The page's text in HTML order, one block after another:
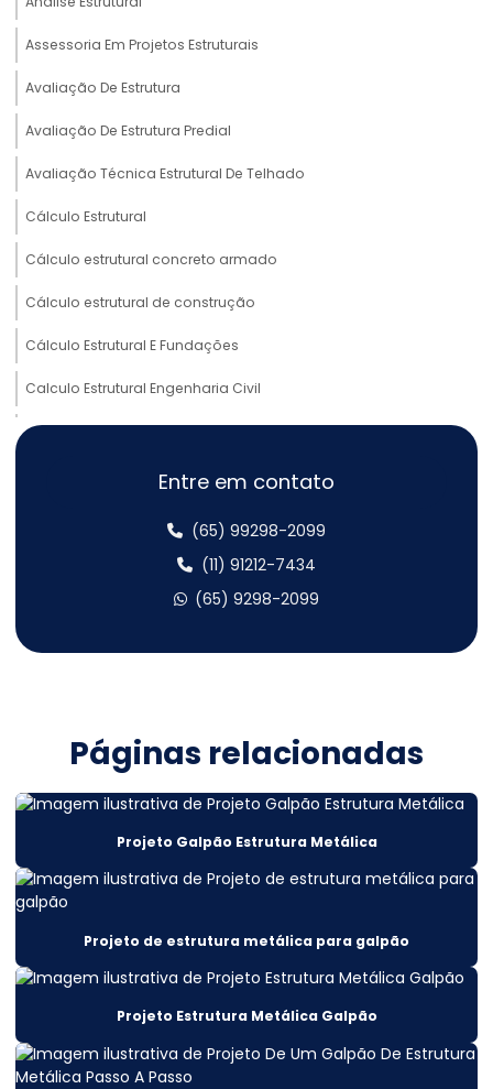
Assessoria Em Projetos Estruturais
Avaliação De Estrutura
Avaliação De Estrutura Predial
Avaliação Técnica Estrutural De Telhado
Cálculo Estrutural
Cálculo estrutural concreto armado
Cálculo estrutural de construção
Cálculo Estrutural E Fundações
Calculo Estrutural Engenharia Civil
Cálculo estrutural estrutural metálica
Cálculo Estrutural Galpão Metálico
Cálculo estrutural metálico
Cálculo estrutural mezanino metálico
Cálculo estrutural obras
Cálculo estrutural sobrado
Cálculo estrutural telhado metálico
Cálculo estrutural viga metálica
Cálculo projeto estrutural
Cálculos estruturais
Cálculos estruturais metálicas
Entre em contato
(65) 99298-2099
(11) 91212-7434
(65) 9298-2099
Páginas relacionadas
Projeto Galpão Estrutura Metálica
Projeto de estrutura metálica para galpão
Projeto Estrutura Metálica Galpão